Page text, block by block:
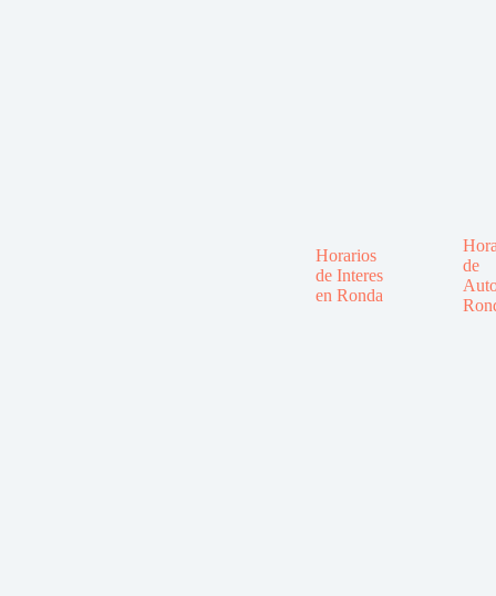
Horarios
de Interes
en Ronda
de